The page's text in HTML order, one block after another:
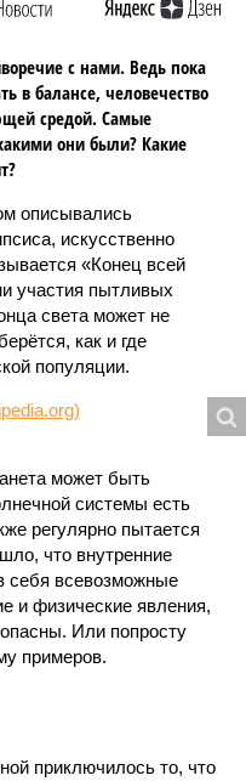
с нами. Ведь пока
в балансе, человечество
средой. Самые
они были? Какие
описывались
искусственно
«Конец всей
участия пытливых
света может не
как и где
популяции.
может быть
системы есть
регулярно пытается
что внутренние
себя всевозможные
и физические явления,
Или попросту
примеров.
приключилось то, что